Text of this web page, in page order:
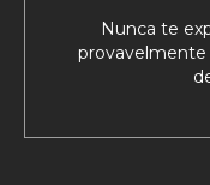
Nunca te
provavelmente